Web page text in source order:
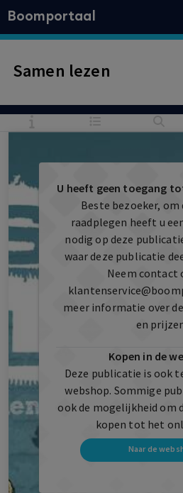
Boomportaal
Samen lezen
U heeft geen toegang
Beste bezoeker, om
raadplegen heeft u
nodig op deze
waar deze publicatie
Neem contact
meer informatie over
en
Kopen in de
Deze publicatie is ook
webshop. Sommige
ook de mogelijkheid om
kopen tot het
Naar de